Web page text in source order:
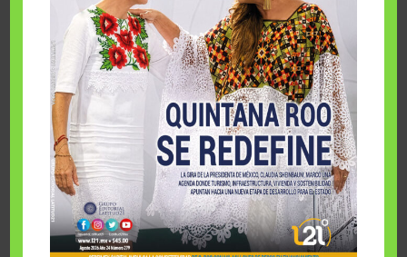
Fairmont Mayakoba y Make-A-Wish México unieron
esfuerzos para hacer realidad el deseo de una …